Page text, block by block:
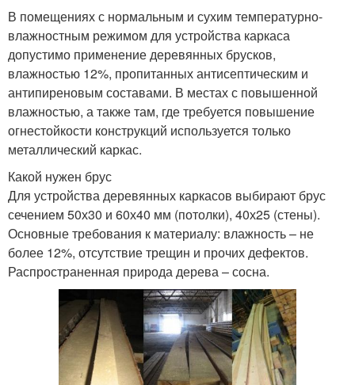
В помещениях с нормальным и сухим температурно-
влажностным режимом для устройства каркаса
допустимо применение деревянных брусков,
влажностью 12%, пропитанных антисептическим и
антипиреновым составами. В местах с повышенной
влажностью, а также там, где требуется повышение
огнестойкости конструкций используется только
металлический каркас.
Какой нужен брус
Для устройства деревянных каркасов выбирают брус
сечением 50х30 и 60х40 мм (потолки), 40х25 (стены).
Основные требования к материалу: влажность – не
более 12%, отсутствие трещин и прочих дефектов.
Распространенная природа дерева – сосна.